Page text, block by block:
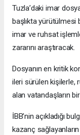
Tuzla’daki imar
başlıkta yürütülmesi
imar ve ruhsat
zararını araştıracak.
Dosyanın en kritik
ileri sürülen kişilerle,
alan vatandaşların
İBB’nin açıkladığı
kazanç